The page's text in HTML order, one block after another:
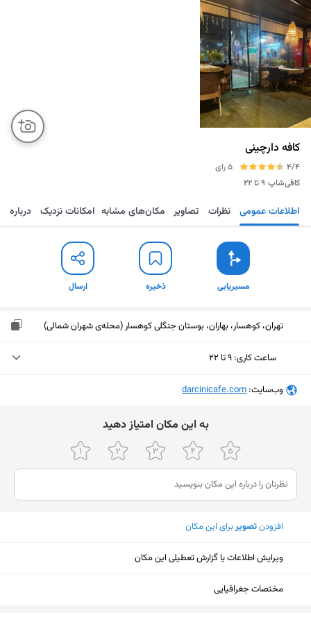
کافه دارچینی
4/4
5 رای
کافی‌شاپ ۹ تا ۲۲
مسیریابی ذخیره ارسال اطلاعات عمومی نظرات تصاویر مکان‌های مشابه امکانات نزدیک درباره
مسیریابی ذخیره ارسال
تهران، کوهسار، بهاران، بوستان جنگلی کوهسار (محله‌ی شهران شمالی)
ساعت کاری: ۹ تا ۲۲
یکشنبه (امروز)
چهارشنبه
۹ تا ۲۲
پنجشنبه
۹ تا ۲۲
جمعه
شنبه
وب‌سایت: ‎darcinicafe.com
ﺑﻪ اﯾﻦ ﻣﮑﺎن اﻣﺘﯿﺎز دﻫﯿﺪ
افزودنتصویربرای این مکان
ویرایش اطلاعات یا گزارش تعطیلی این مکان
مختصات جغرافیایی